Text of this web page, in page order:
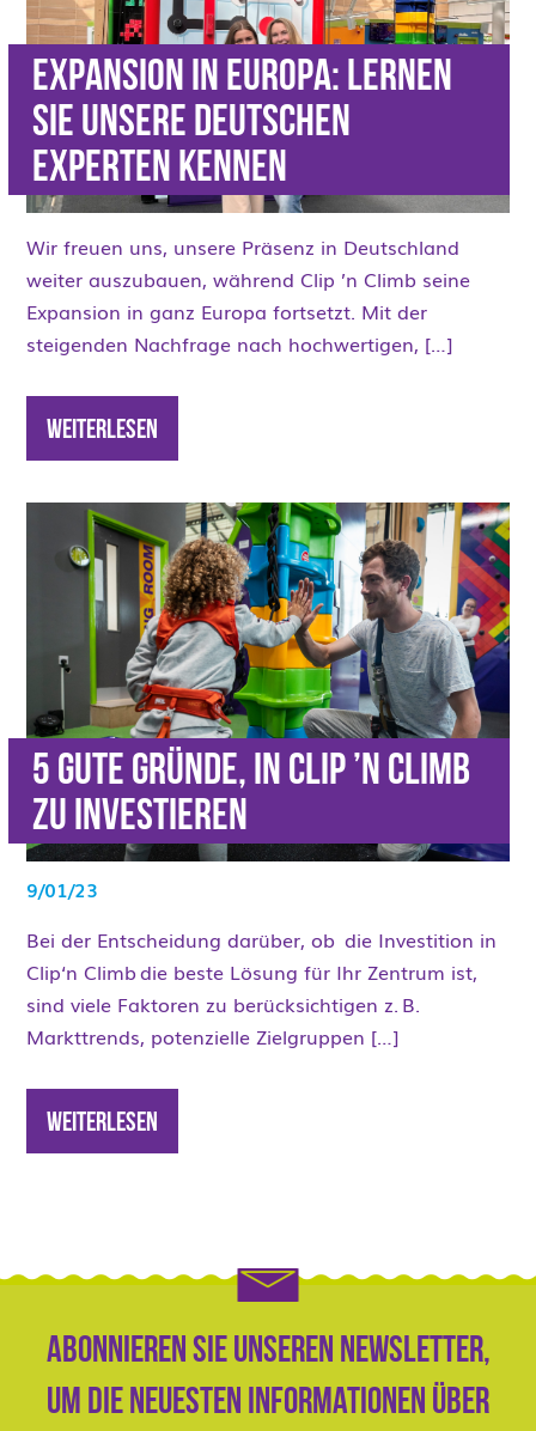
Expansion in Europa: Lernen
Sie unsere deutschen
Experten kennen
Wir freuen uns, unsere Präsenz in Deutschland
weiter auszubauen, während Clip ’n Climb seine
Expansion in ganz Europa fortsetzt. Mit der
steigenden Nachfrage nach hochwertigen, […]
Weiterlesen
5 gute Gründe, in Clip ’n Climb
zu investieren
9/01/23
Bei der Entscheidung darüber, ob die Investition in
Clip‘n Climb die beste Lösung für Ihr Zentrum ist,
sind viele Faktoren zu berücksichtigen z. B.
Markttrends, potenzielle Zielgruppen […]
Weiterlesen
Abonnieren Sie unseren Newsletter,
um die neuesten Informationen über